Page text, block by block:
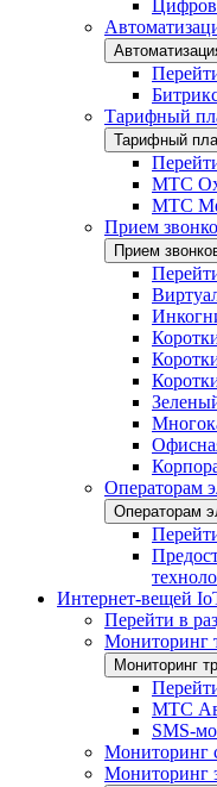
Тарифный
Тарифный
МТС
МТС
Прием
Прием
Операторам
Операторам
Интернет-вещей
Перейти в
Мониторинг
Мониторинг
МТС
SMS-
Мониторинг
Мониторинг